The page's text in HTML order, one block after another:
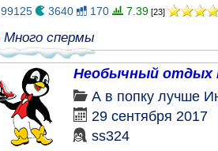
99125 3640 170 7.39 [23]
Много спермы
Необычный отдых
А в попку лучше
29 сентября 2017
ss324